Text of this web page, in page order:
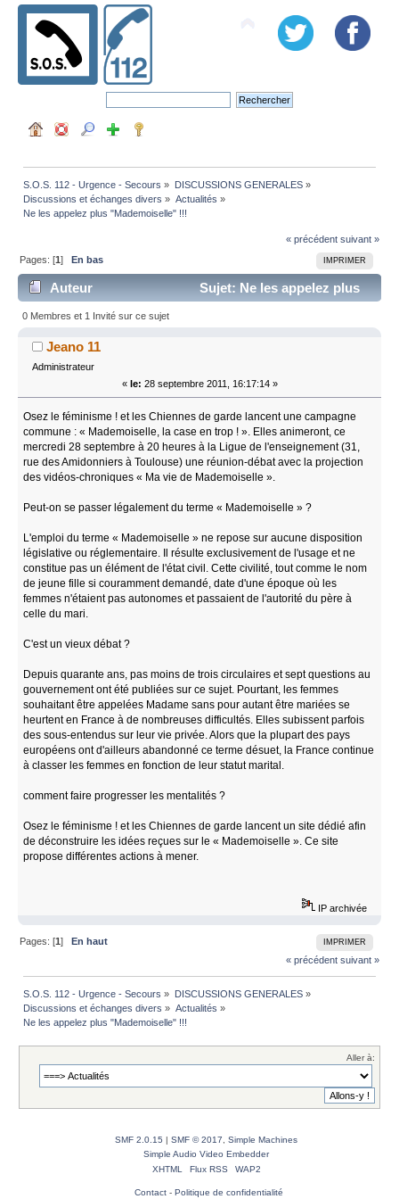
S.O.S. 112 - Urgence - Secours » DISCUSSIONS GENERALES»
Discussions et échanges divers » Actualités »
Ne les appelez plus "Mademoiselle" !!!
« précédent suivant »
IMPRIMER
Pages: [1]En bas
Auteur
Sujet: Ne les appelez plus
"Mademoiselle" !!! (Lu 4100 fois)
0 Membres et 1 Invité sur ce sujet
Jeano 11
Administrateur
« le: 28 septembre 2011, 16:17:14 »
Osez le féminisme ! et les Chiennes de garde lancent une campagne
commune : « Mademoiselle, la case en trop ! ». Elles animeront, ce
mercredi 28 septembre à 20 heures à la Ligue de l'enseignement (31,
rue des Amidonniers à Toulouse) une réunion-débat avec la projection
des vidéos-chroniques « Ma vie de Mademoiselle ».
Peut-on se passer légalement du terme « Mademoiselle » ?
L'emploi du terme « Mademoiselle » ne repose sur aucune disposition
législative ou réglementaire. Il résulte exclusivement de l'usage et ne
constitue pas un élément de l'état civil. Cette civilité, tout comme le nom
de jeune fille si couramment demandé, date d'une époque où les
femmes n'étaient pas autonomes et passaient de l'autorité du père à
celle du mari.
C'est un vieux débat ?
Depuis quarante ans, pas moins de trois circulaires et sept questions au
gouvernement ont été publiées sur ce sujet. Pourtant, les femmes
souhaitant être appelées Madame sans pour autant être mariées se
heurtent en France à de nombreuses difficultés. Elles subissent parfois
des sous-entendus sur leur vie privée. Alors que la plupart des pays
européens ont d'ailleurs abandonné ce terme désuet, la France continue
à classer les femmes en fonction de leur statut marital.
comment faire progresser les mentalités ?
Osez le féminisme ! et les Chiennes de garde lancent un site dédié afin
de déconstruire les idées reçues sur le « Mademoiselle ». Ce site
propose différentes actions à mener.
IP archivée
IMPRIMER
Pages: [1]En haut
« précédent suivant »
S.O.S. 112 - Urgence - Secours » DISCUSSIONS GENERALES»
Discussions et échanges divers » Actualités »
Ne les appelez plus "Mademoiselle" !!!
Aller à:
SMF 2.0.15 | SMF © 2017
Simple Machines
Simple Audio Video Embedder
XHTML
Flux RSS WAP2
Contact- Politique de confidentialité